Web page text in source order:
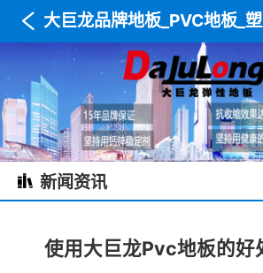
大巨龙品牌地板_PVC地板_塑
木纹地板_复合卷材地板_武
新闻资讯
使用大巨龙Pvc地板的好